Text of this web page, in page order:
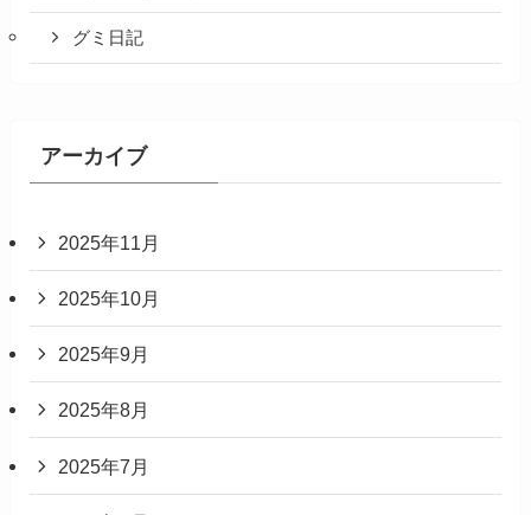
グミ日記
アーカイブ
2025年11月
2025年10月
2025年9月
2025年8月
2025年7月